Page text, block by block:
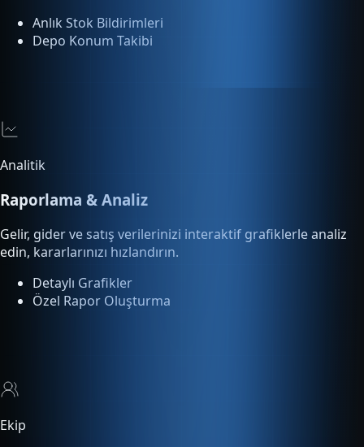
Raporlama & Analiz
Gelir, gider ve satış verilerinizi interaktif grafiklerle analiz
edin, kararlarınızı hızlandırın.
Detaylı Grafikler
Özel Rapor Oluşturma
Çoklu Kullanıcı
Ekip üyelerinize rol bazlı yetki tanımlayın. Kimin ne yaptığını